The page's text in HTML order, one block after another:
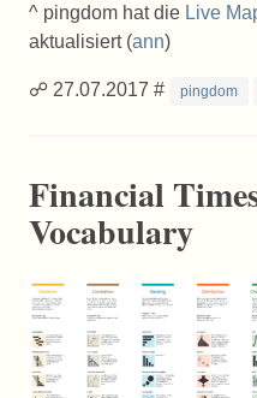
^ pingdom hat die Live
aktualisiert (ann)
☍ 27.07.2017 # pingdom
Financial
Vocabulary